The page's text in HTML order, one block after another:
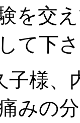
交え
て下
子様、
みの